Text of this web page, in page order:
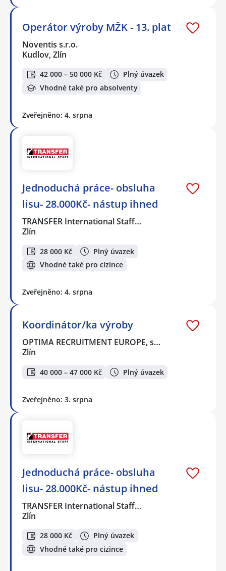
Operátor výroby MŽK - 13. plat
Noventis s.r.o.
Kudlov, Zlín
42 000 – 50 000 Kč
Plný úvazek
Vhodné také pro absolventy
Zveřejněno: 4. srpna
Jednoduchá práce- obsluha
lisu- 28.000Kč- nástup ihned
TRANSFER International Staff…
Zlín
28 000 Kč
Plný úvazek
Vhodné také pro cizince
Zveřejněno: 4. srpna
Koordinátor/ka výroby
OPTIMA RECRUITMENT EUROPE, s…
Zlín
40 000 – 47 000 Kč Plný úvazek
Zveřejněno: 3. srpna
Jednoduchá práce- obsluha
lisu- 28.000Kč- nástup ihned
TRANSFER International Staff…
Zlín
28 000 Kč
Plný úvazek
Vhodné také pro cizince